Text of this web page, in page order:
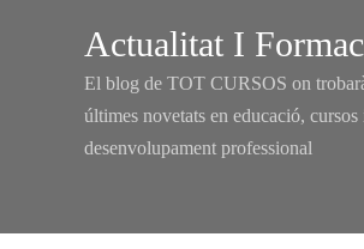
Actualitat I
El blog de TOT CURSOS on
últimes novetats en educació, cursos
desenvolupament professional